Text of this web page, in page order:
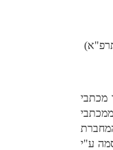
מכתבי
ע"י